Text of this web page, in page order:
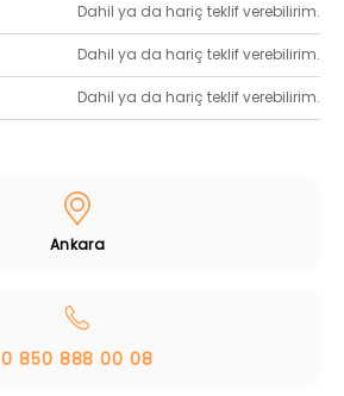
Dahil ya da hariç teklif verebilirim.
Dahil ya da hariç teklif verebilirim.
Dahil ya da hariç teklif verebilirim.
Ankara
0 850 888 00 08